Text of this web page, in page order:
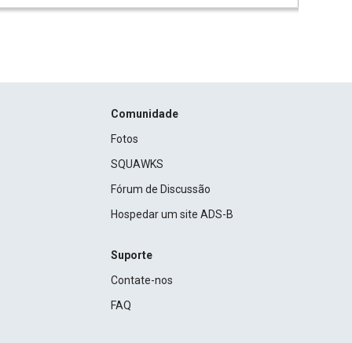
Comunidade
Fotos
SQUAWKS
Fórum de Discussão
Hospedar um site ADS-B
Suporte
Contate-nos
FAQ